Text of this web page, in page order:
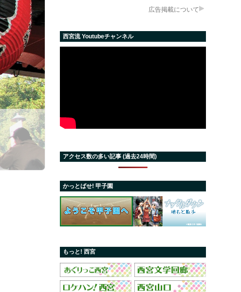
広告掲載について
西宮流 Youtubeチャンネル
アクセス数の多い記事 (過去24時間)
かっとばせ! 甲子園
もっと! 西宮